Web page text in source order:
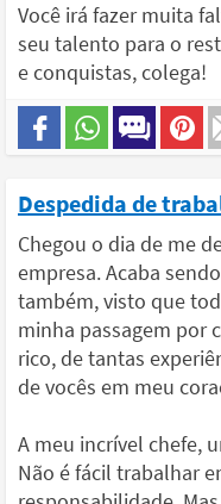
Você irá fazer muita
seu talento para o
e conquistas, colega!
Despedida de
Chegou o dia de me
empresa. Acaba
também, visto que
minha passagem por
rico, de tantas
de vocês em meu
A meu incrível chefe,
Não é fácil trabalhar